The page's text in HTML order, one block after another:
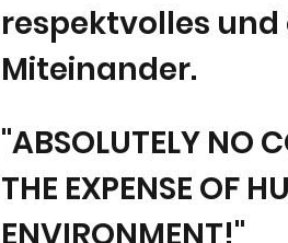
"ABSOLUTELY NO
THE EXPENSE OF
respektvolles
Miteinander.